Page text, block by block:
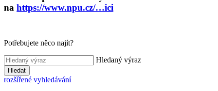
na https://www.npu.cz/…ici
Potřebujete něco najít?
Hledaný výraz
Hledat
rozšířené vyhledávání